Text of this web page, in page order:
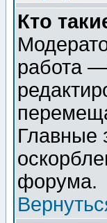
Кто
работа
Главные
форума.